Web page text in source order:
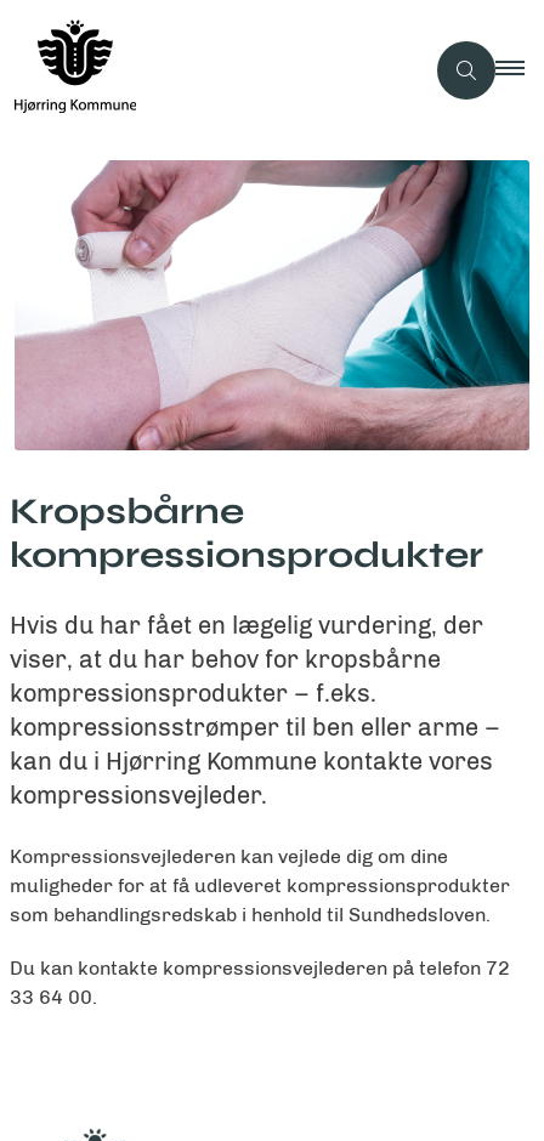
Kropsbårne
kompressionsprodukter
Hvis du har fået en lægelig vurdering, der
viser, at du har behov for kropsbårne
kompressionsprodukter – f.eks.
kompressionsstrømper til ben eller arme –
kan du i Hjørring Kommune kontakte vores
kompressionsvejleder.
Kompressionsvejlederen kan vejlede dig om dine
muligheder for at få udleveret kompressionsprodukter
som behandlingsredskab i henhold til Sundhedsloven.
Du kan kontakte kompressionsvejlederen på telefon 72
33 64 00.